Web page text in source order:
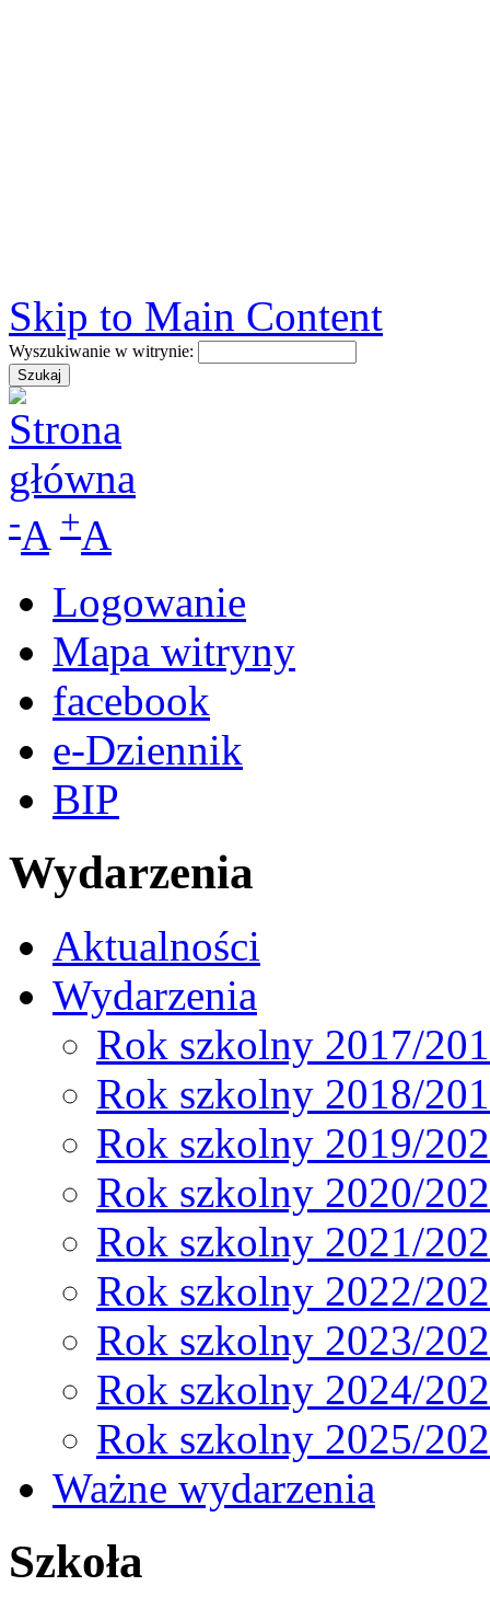
Skip to Main Content
Wyszukiwanie w witrynie:
-A +A
Logowanie
Mapa witryny
facebook
e-Dziennik
BIP
Wydarzenia
Aktualności
Wydarzenia
Rok szkolny 2017/
Rok szkolny 2018/
Rok szkolny 2019/
Rok szkolny 2020/
Rok szkolny 2021/
Rok szkolny 2022/
Rok szkolny 2023/
Rok szkolny 2024/
Rok szkolny 2025/
Ważne wydarzenia
Szkoła